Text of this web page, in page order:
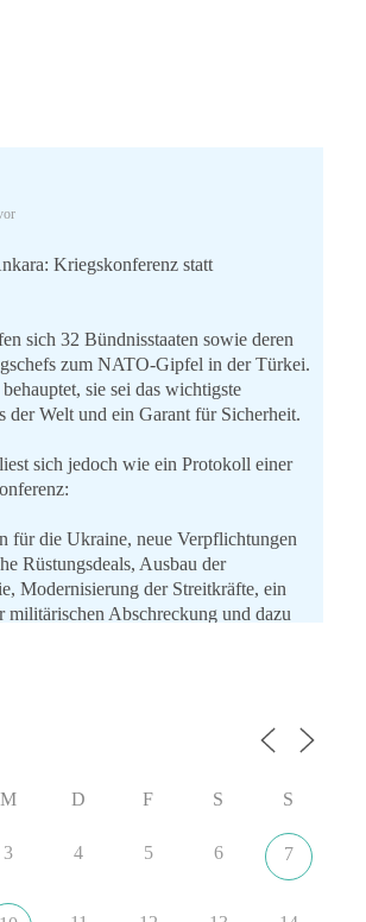
Kriegskonferenz statt
sich 32 Bündnisstaaten sowie deren
zum NATO-Gipfel in der Türkei.
sie sei das wichtigste
der Welt und ein Garant für Sicherheit.
sich jedoch wie ein Protokoll einer
für die Ukraine, neue Verpflichtungen
Rüstungsdeals, Ausbau der
Modernisierung der Streitkräfte, ein
militärischen Abschreckung und dazu
der mehr nach Rüstungsdeal als
wird niemals Sicherheit schaffen,
M D F S S
3 4 5 6 7